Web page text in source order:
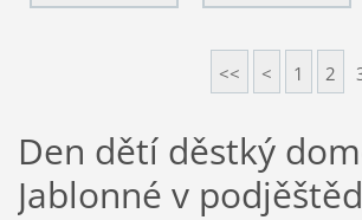
<< < 1 2
Den dětí děstký
Jablonné v